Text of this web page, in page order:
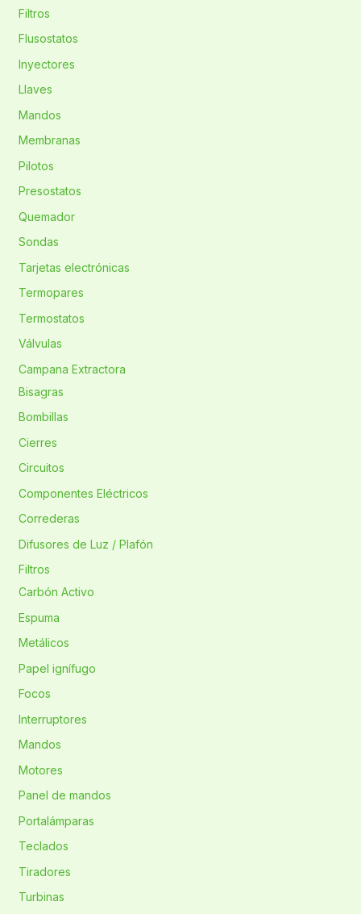
Filtros
Flusostatos
Inyectores
Llaves
Mandos
Membranas
Pilotos
Presostatos
Quemador
Sondas
Tarjetas electrónicas
Termopares
Termostatos
Válvulas
Campana Extractora
Bisagras
Bombillas
Cierres
Circuitos
Componentes Eléctricos
Correderas
Difusores de Luz / Plafón
Filtros
Carbón Activo
Espuma
Metálicos
Papel ignífugo
Focos
Interruptores
Mandos
Motores
Panel de mandos
Portalámparas
Teclados
Tiradores
Turbinas